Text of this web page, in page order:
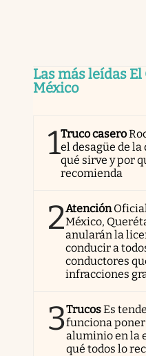
Las más leídas
México
1Truco casero
el desagüe de la
qué sirve y por
recomienda
2Atención
México,
anularán la
conducir a
conductores
infracciones
3TrucosEs
funciona
aluminio en la
qué todos lo